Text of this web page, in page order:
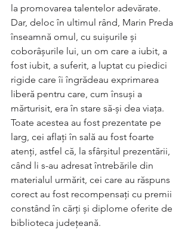
la promovarea talentelor adevărate.
Dar, deloc în ultimul rând, Marin Preda
înseamnă omul, cu suișurile și
coborâșurile lui, un om care a iubit, a
fost iubit, a suferit, a luptat cu piedici
rigide care îi îngrădeau exprimarea
liberă pentru care, cum însuși a
mărturisit, era în stare să-și dea viața.
Toate acestea au fost prezentate pe
larg, cei aflați în sală au fost foarte
atenți, astfel că, la sfârșitul prezentării,
când li s-au adresat întrebările din
materialul urmărit, cei care au răspuns
corect au fost recompensați cu premii
constând în cărți și diplome oferite de
biblioteca județeană.